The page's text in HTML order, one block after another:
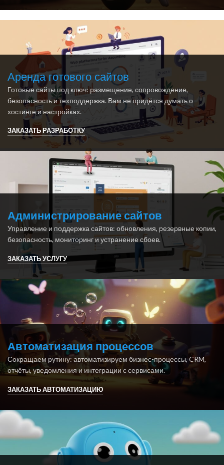
Аренда готового сайтов
Готовые сайты под ключ: размещение, сопровождение,
безопасность и техподдержка. Вам не придётся думать о
хостинге и настройках.
ЗАКАЗАТЬ РАЗРАБОТКУ
Администрирование сайтов
Управление и поддержка сайтов: обновления, резервные копии,
безопасность, мониторинг и устранение сбоев.
ЗАКАЗАТЬ УСЛУГУ
Автоматизация процессов
Сокращаем рутину: автоматизируем бизнес-процессы, CRM,
отчёты, уведомления и интеграции с сервисами.
ЗАКАЗАТЬ АВТОМАТИЗАЦИЮ